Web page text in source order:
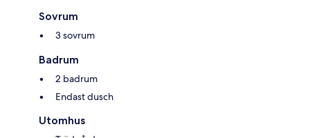
Sovrum
3 sovrum
Badrum
2 badrum
Endast dusch
Utomhus